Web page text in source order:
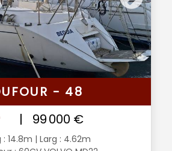
- 48
|
99 000 €
: 14.8m | Larg : 4.62m